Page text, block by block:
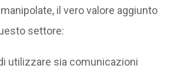
il vero valore aggiunto
settore:
utilizzare sia comunicazioni